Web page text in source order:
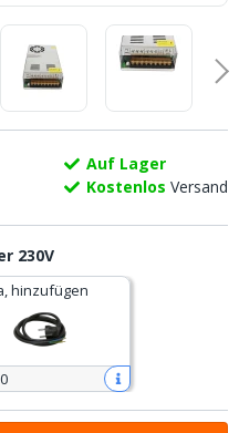
230V
hinzufügen
Auf Lager
Kostenlos Versand